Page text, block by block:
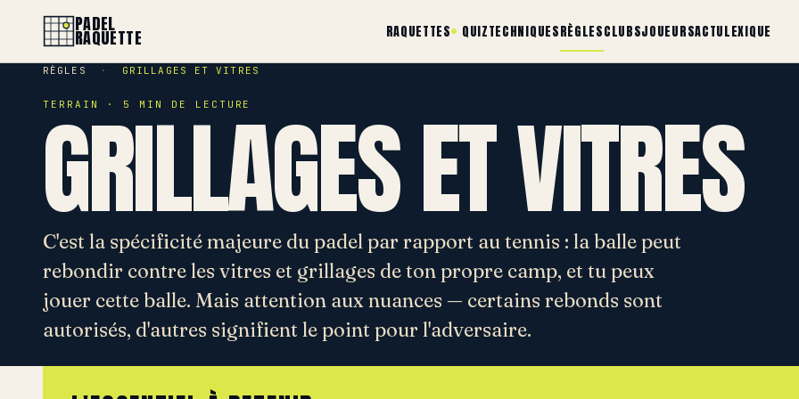
PADEL
RAQUETTE RAQUETTES QUIZTECHNIQUESRÈGLESCLUBSJOUEURSACTULEXIQUE
RÈGLES · GRILLAGES ET VITRES
TERRAIN · 5 MIN DE LECTURE
GRILLAGES ET VITRES
C'est la spécificité majeure du padel par rapport au tennis : la balle peut
rebondir contre les vitres et grillages de ton propre camp, et tu peux
jouer cette balle. Mais attention aux nuances — certains rebonds sont
autorisés, d'autres signifient le point pour l'adversaire.